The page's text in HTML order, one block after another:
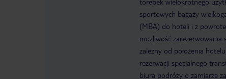
sportowych bagaży
(MBA) do hoteli i z
możliwość
zależny od położenia
rezerwacji specjalnego
biura podróży o zamiarze